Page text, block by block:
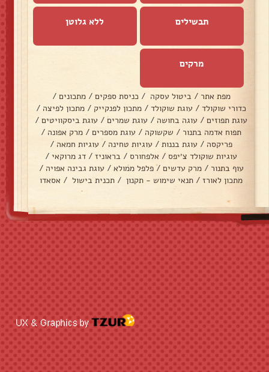
תבשילים ללא גלוטן
מרקים
מפת אתר / ביטול עסקה / כניסת ספקים / מתכונים /
כדורי שוקולד / עוגת שוקולד / מתכון לפנקייק / מתכון לפיצה /
עוגת תפוזים / עוגה בחושה / עוגת שמרים / עוגת ביסקוויטים/
תפוח אדמה בתנור / שקשוקה / עוגת מספרים / מרק אפונה /
פריקסה / עוגת בננות / עוגיות טחינה / עוגיות חמאה /
עוגיות שוקולד צ׳יפס / אלפחורס / בראוניז / דג מרוקאי /
עוף בתנור / מרק עדשים / פלפל ממולא / עוגת גבינה אפויה /
מתכון לאורז / תנאי שימוש - תקנון / תכנית בישול / אסאדו